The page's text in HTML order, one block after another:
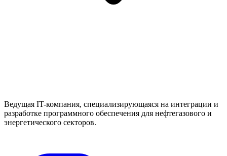
Ведущая IT-компания, специализирующаяся на интеграции и
разработке программного обеспечения для нефтегазового и
энергетического секторов.